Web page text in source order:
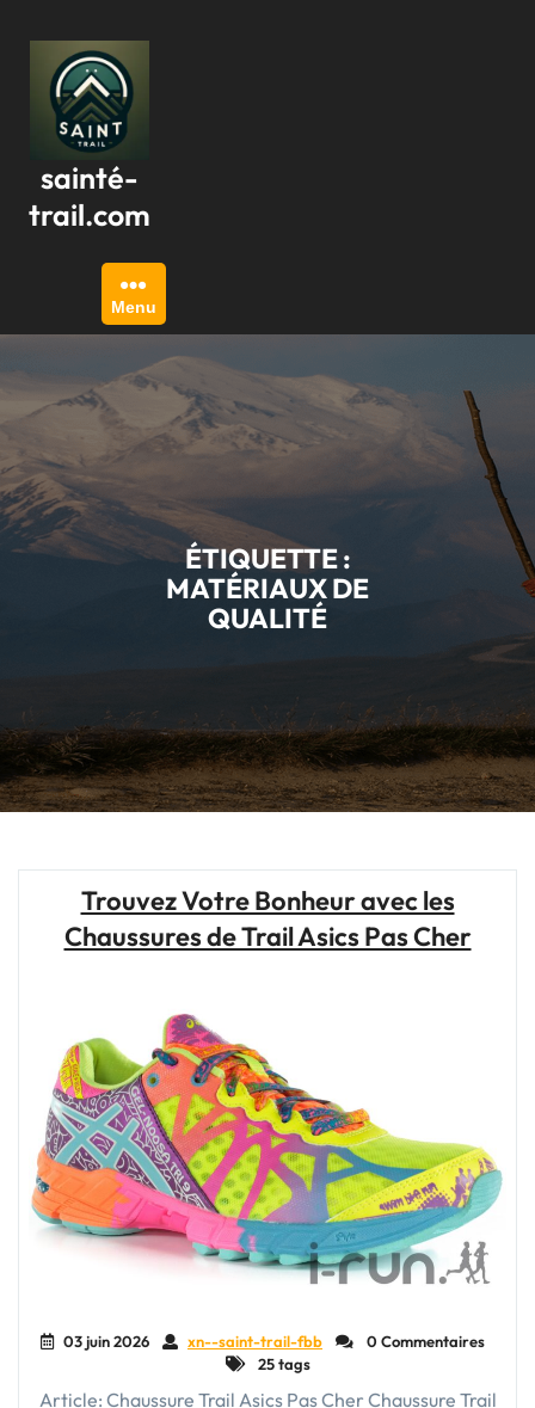
contenu
sainté-
trail.com
Menu
ÉTIQUETTE :
MATÉRIAUX DE
QUALITÉ
Trouvez Votre Bonheur avec les
Chaussures de Trail Asics Pas Cher
03 juin 2026 xn--saint-trail-fbb
0 Commentaires
25 tags
Article: Chaussure Trail Asics Pas Cher Chaussure Trail